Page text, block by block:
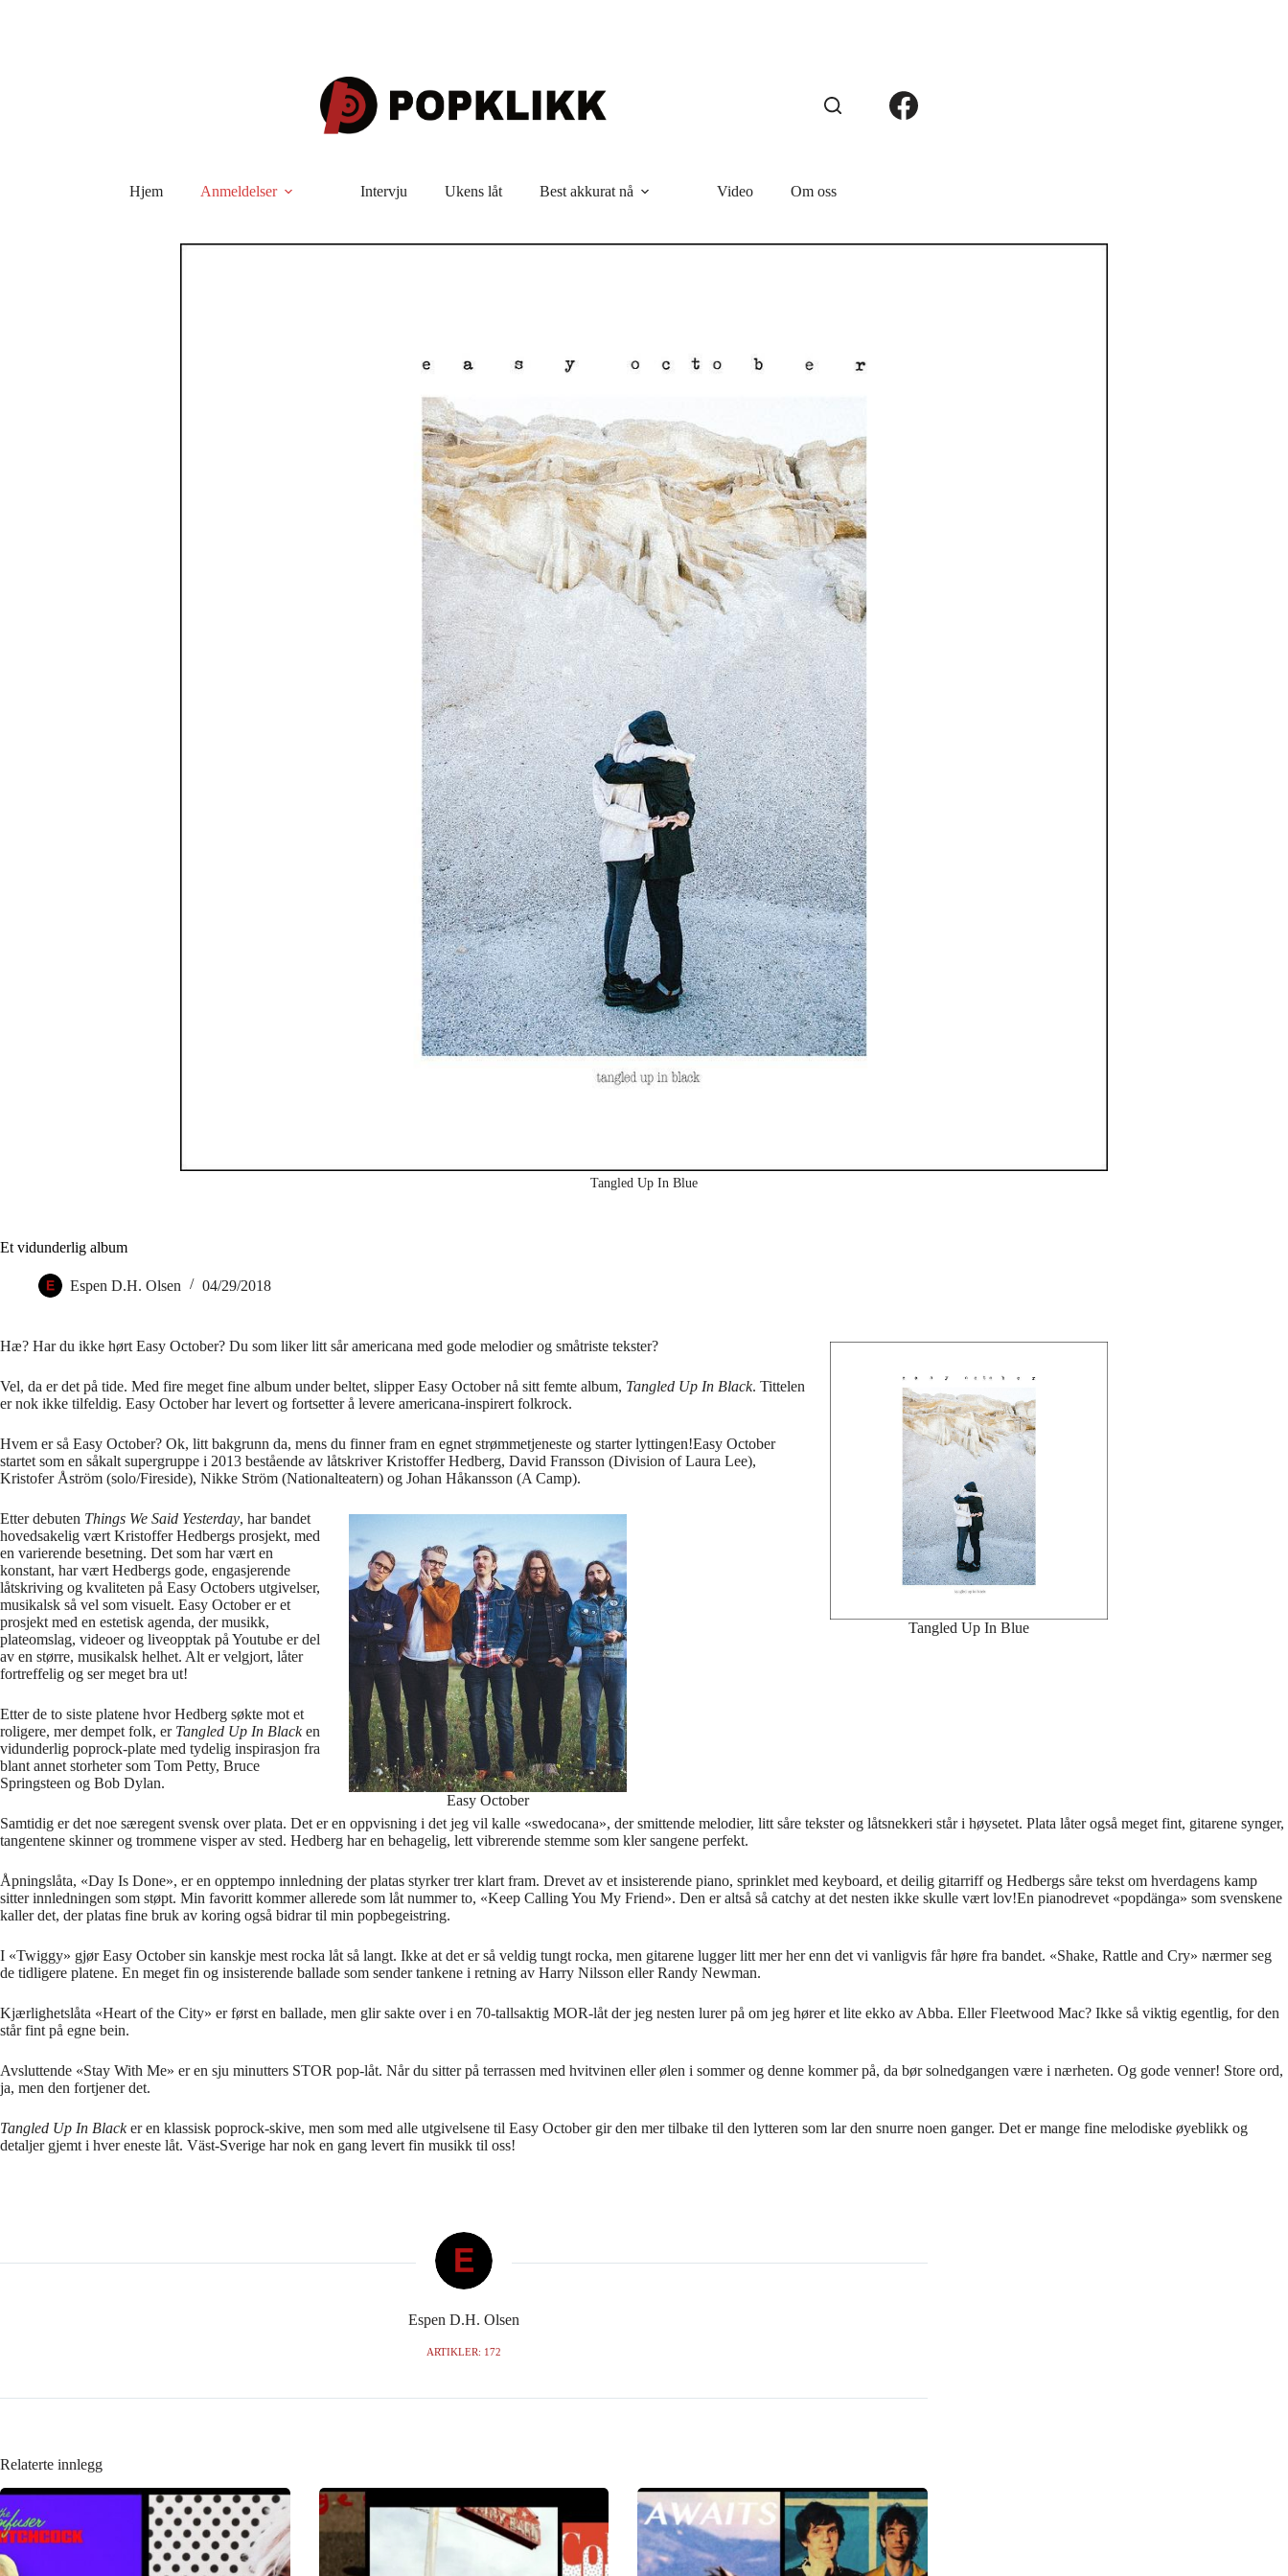
Hjem Anmeldelser Intervju Ukens låt Best akkurat nå Video Om oss
Tangled Up In Blue
Et vidunderlig album
Espen D.H. Olsen 04/29/2018
Tangled Up In Blue
Hæ? Har du ikke hørt Easy October? Du som liker litt sår americana med gode melodier og småtriste tekster?
Vel, da er det på tide. Med fire meget fine album under beltet, slipper Easy October nå sitt femte album, Tangled Up In Black. Tittelen
er nok ikke tilfeldig. Easy October har levert og fortsetter å levere americana-inspirert folkrock.
Hvem er så Easy October? Ok, litt bakgrunn da, mens du finner fram en egnet strømmetjeneste og starter lyttingen!Easy October
startet som en såkalt supergruppe i 2013 bestående av låtskriver Kristoffer Hedberg, David Fransson (Division of Laura Lee),
Kristofer Åström (solo/Fireside), Nikke Ström (Nationalteatern) og Johan Håkansson (A Camp).
Easy October
Etter debuten Things We Said Yesterday, har bandet
hovedsakelig vært Kristoffer Hedbergs prosjekt, med
en varierende besetning. Det som har vært en
konstant, har vært Hedbergs gode, engasjerende
låtskriving og kvaliteten på Easy Octobers utgivelser,
musikalsk så vel som visuelt. Easy October er et
prosjekt med en estetisk agenda, der musikk,
plateomslag, videoer og liveopptak på Youtube er del
av en større, musikalsk helhet. Alt er velgjort, låter
fortreffelig og ser meget bra ut!
Etter de to siste platene hvor Hedberg søkte mot et
roligere, mer dempet folk, er Tangled Up In Black en
vidunderlig poprock-plate med tydelig inspirasjon fra
blant annet storheter som Tom Petty, Bruce
Springsteen og Bob Dylan.
Samtidig er det noe særegent svensk over plata. Det er en oppvisning i det jeg vil kalle «swedocana», der smittende melodier, litt såre tekster og låtsnekkeri står i høysetet. Plata låter også meget fint, gitarene synger,
tangentene skinner og trommene visper av sted. Hedberg har en behagelig, lett vibrerende stemme som kler sangene perfekt.
Åpningslåta, «Day Is Done», er en opptempo innledning der platas styrker trer klart fram. Drevet av et insisterende piano, sprinklet med keyboard, et deilig gitarriff og Hedbergs såre tekst om hverdagens kamp
sitter innledningen som støpt. Min favoritt kommer allerede som låt nummer to, «Keep Calling You My Friend». Den er altså så catchy at det nesten ikke skulle vært lov!En pianodrevet «popdänga» som svenskene
kaller det, der platas fine bruk av koring også bidrar til min popbegeistring.
I «Twiggy» gjør Easy October sin kanskje mest rocka låt så langt. Ikke at det er så veldig tungt rocka, men gitarene lugger litt mer her enn det vi vanligvis får høre fra bandet. «Shake, Rattle and Cry» nærmer seg
de tidligere platene. En meget fin og insisterende ballade som sender tankene i retning av Harry Nilsson eller Randy Newman.
Kjærlighetslåta «Heart of the City» er først en ballade, men glir sakte over i en 70-tallsaktig MOR-låt der jeg nesten lurer på om jeg hører et lite ekko av Abba. Eller Fleetwood Mac? Ikke så viktig egentlig, for den
står fint på egne bein.
Avsluttende «Stay With Me» er en sju minutters STOR pop-låt. Når du sitter på terrassen med hvitvinen eller ølen i sommer og denne kommer på, da bør solnedgangen være i nærheten. Og gode venner! Store ord,
ja, men den fortjener det.
Tangled Up In Black er en klassisk poprock-skive, men som med alle utgivelsene til Easy October gir den mer tilbake til den lytteren som lar den snurre noen ganger. Det er mange fine melodiske øyeblikk og
detaljer gjemt i hver eneste låt. Väst-Sverige har nok en gang levert fin musikk til oss!
Espen D.H. Olsen
ARTIKLER: 172
Relaterte innlegg